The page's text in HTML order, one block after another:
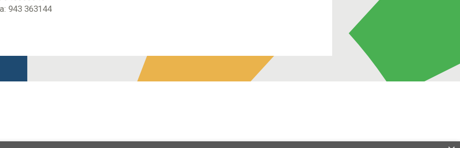
943 363144